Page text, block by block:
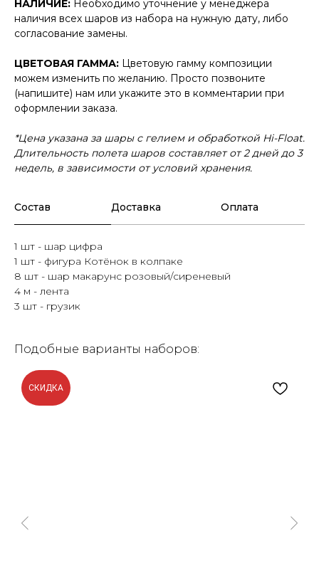
НАЛИЧИЕ: Необходимо уточнение у менеджера
наличия всех шаров из набора на нужную дату, либо
согласование замены.
ЦВЕТОВАЯ ГАММА: Цветовую гамму композиции
можем изменить по желанию. Просто позвоните
(напишите) нам или укажите это в комментарии при
оформлении заказа.
*Цена указана за шары с гелием и обработкой Hi-Float.
Длительность полета шаров составляет от 2 дней до 3
недель, в зависимости от условий хранения.
Состав Доставка Оплата
1 шт - шар цифра
1 шт - фигура Котёнок в колпаке
8 шт - шар макарунс розовый/сиреневый
4 м - лента
3 шт - грузик
Подобные варианты наборов:
СКИДКА